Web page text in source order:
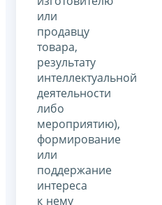
или
продавцу
товара,
результату
интеллектуальной
деятельности
либо
мероприятию),
формирование
или
поддержание
интереса
к нему